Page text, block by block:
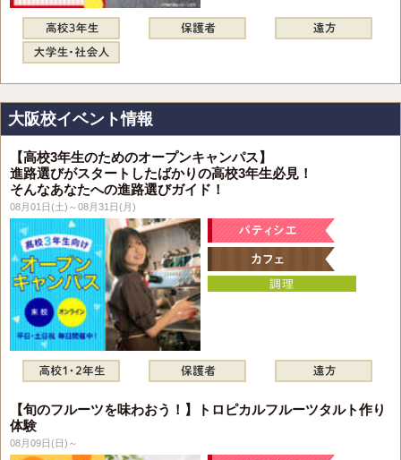
大阪校イベント情報
【高校3年生のためのオープンキャンパス】
進路選びがスタートしたばかりの高校3年生必見！
そんなあなたへの進路選びガイド！
08月01日(土)～08月31日(月)
【旬のフルーツを味わおう！】トロピカルフルーツタルト作り
体験
08月09日(日)～